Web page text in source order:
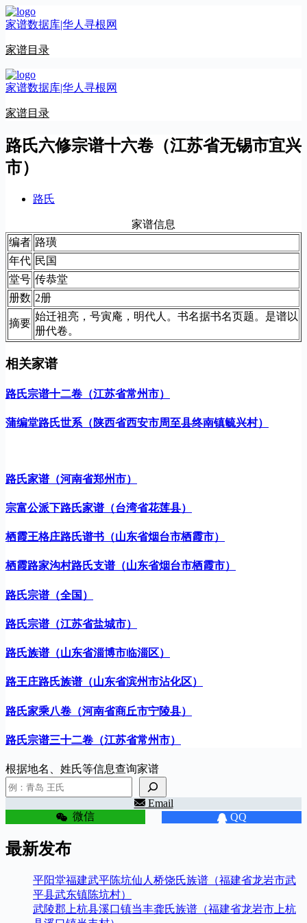
跳
至
容
家谱数据库|华人寻根网
家谱目录
家谱数据库|华人寻根网
家谱目录
路氏六修宗谱十六卷（江苏省无锡市宜兴
市）
路氏
家谱信息
编者 路璜
年代 民国
堂号 传恭堂
册数 2册
摘要
始迁祖亮，号寅庵，明代人。书名据书名页题。是谱以
册代卷。
相关家谱
路氏宗谱十二卷（江苏省常州市）
蒲编堂路氏世系（陕西省西安市周至县终南镇毓兴村）
路氏家谱（河南省郑州市）
宗富公派下路氏家谱（台湾省花莲县）
栖霞王格庄路氏谱书（山东省烟台市栖霞市）
栖霞路家沟村路氏支谱（山东省烟台市栖霞市）
路氏宗谱（全国）
路氏宗谱（江苏省盐城市）
路氏族谱（山东省淄博市临淄区）
路王庄路氏族谱（山东省滨州市沾化区）
路氏家乘八卷（河南省商丘市宁陵县）
路氏宗谱三十二卷（江苏省常州市）
根据地名、姓氏等信息查询家谱
Email
微信 QQ
最新发布
平阳堂福建武平陈坑仙人桥饶氏族谱（福建省龙岩市武
平县武东镇陈坑村）
武陵郡上杭县溪口镇当丰龚氏族谱（福建省龙岩市上杭